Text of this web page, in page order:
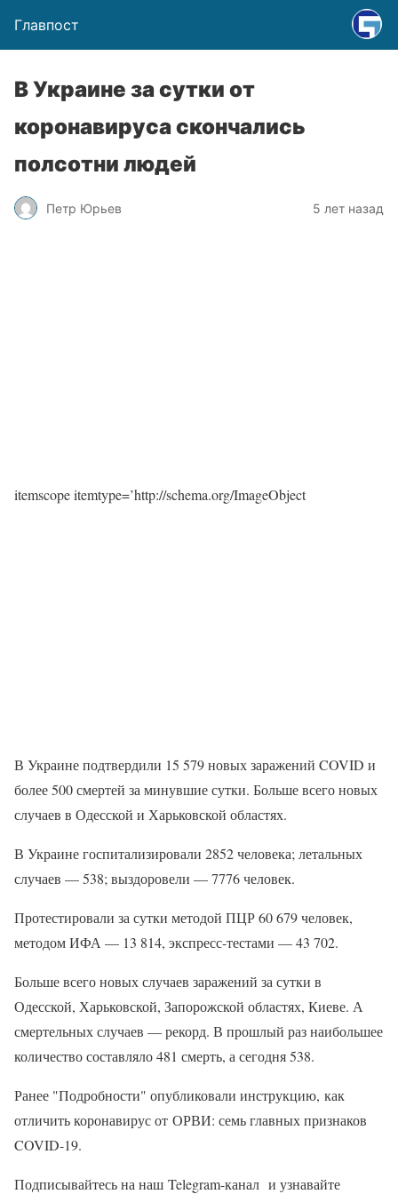
Главпост
В Украине за сутки от
коронавируса скончались
полсотни людей
Петр Юрьев 5 лет назад
itemscope itemtype=’http://schema.org/ImageObject
В Украине подтвердили 15 579 новых заражений COVID и
более 500 смертей за минувшие сутки. Больше всего новых
случаев в Одесской и Харьковской областях.
В Украине госпитализировали 2852 человека; летальных
случаев — 538; выздоровели — 7776 человек.
Протестировали за сутки методой ПЦР 60 679 человек,
методом ИФА — 13 814, экспресс-тестами — 43 702.
Больше всего новых случаев заражений за сутки в
Одесской, Харьковской, Запорожской областях, Киеве. А
смертельных случаев — рекорд. В прошлый раз наибольшее
количество составляло 481 смерть, а сегодня 538.
Ранее "Подробности" опубликовали инструкцию, как
отличить коронавирус от ОРВИ: семь главных признаков
COVID-19.
Подписывайтесь на наш Telegram-канал и узнавайте